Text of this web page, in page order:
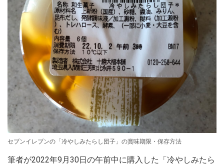
セブンイレブンの「冷やしみたらし団子」の賞味期限・保存方法
筆者が2022年9月30日の午前中に購入した「冷やしみたら